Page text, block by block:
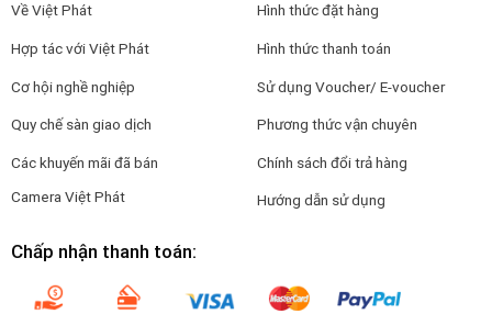
Về Việt Phát
Hợp tác với Việt Phát
Cơ hội nghề nghiệp
Quy chế sàn giao dịch
Các khuyến mãi đã bán
Camera Việt Phát
Hình thức đặt hàng
Hình thức thanh toán
Sử dụng Voucher/ E-voucher
Phương thức vận chuyên
Chính sách đổi trả hàng
Hướng dẫn sử dụng
Chấp nhận thanh toán: